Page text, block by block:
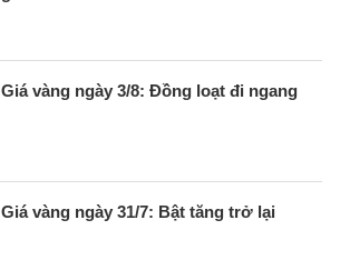
Giá vàng ngày 3/8: Đồng loạt đi ngang
Giá vàng ngày 31/7: Bật tăng trở lại